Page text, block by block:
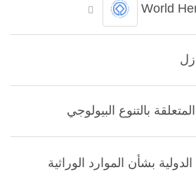
World
المتعلقة بالتنوع البيولوجي
الدولية بشأن الموارد الوراثية